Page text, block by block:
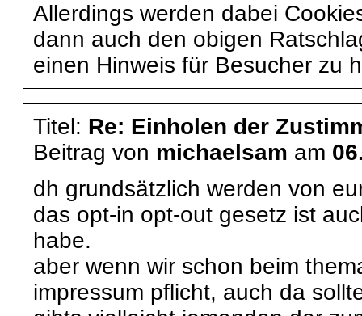
Allerdings werden dabei
dann auch den obigen
einen Hinweis für Besucher zu
Titel: Re: Einholen der
Beitrag von michaelsam am
dh grundsätzlich werden von
das opt-in opt-out gesetz ist
habe.
aber wenn wir schon beim
impressum pflicht, auch da